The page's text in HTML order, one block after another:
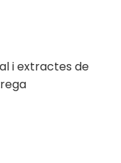
i extractes de